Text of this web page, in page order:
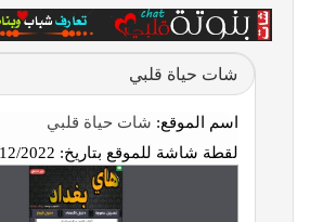
شات حياة قلبي
اسم الموقع: شات حياة قلبي
لقطة شاشة للموقع بتاريخ: